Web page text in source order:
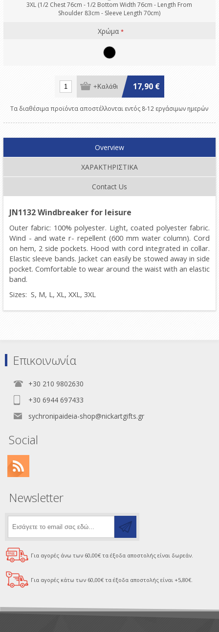
3XL (1/2 Chest 76cm - 1/2 Bottom Width 76cm - Length From
Shoulder 83cm - Sleeve Length 70cm)
Χρώμα*
17,90 €
Τα διαθέσιμα προϊόντα αποστέλλονται εντός 8-12 εργάσιμων ημερών
Overview
ΧΑΡΑΚΤΗΡΙΣΤΙΚΑ
Contact Us
JN1132Windbreaker for leisure
Outer fabric: 100% polyester. Light, coated polyester fabric.
Wind - and wate r- repellent (600 mm water column). Cord
on hem, 2 side pockets. Hood with cord integrated in collar.
Elastic sleeve bands. Jacket can easily be stowed away in side
pocket. Comfortable to wear around the waist with an elastic
band.
Sizes: S, M, L, XL, XXL, 3XL
Επικοινωνία
+30 210 9802630
+30 6944 697433
sychronipaideia-shop@nickartgifts.gr
Social
Newsletter
Για αγορές άνω των 60,00€ τα έξοδα αποστολής είναι δωρεάν.
Για αγορές κάτω των 60,00€ τα έξοδα αποστολής είναι +5,80€.